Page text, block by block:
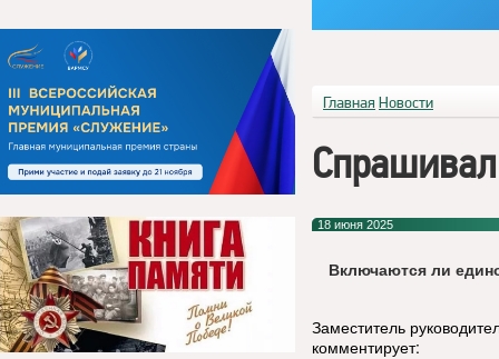
Главная Новости
18 июня 2025
Включаются ли
Заместитель
комментирует: